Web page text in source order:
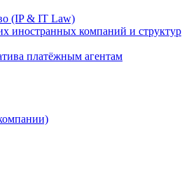
(IP & IT Law)
иностранных компаний и структур
платёжным агентам